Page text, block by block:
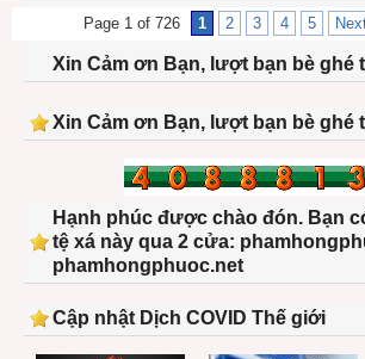
Page 1 of 726 1 2 3 4 5
Xin Cảm ơn Bạn, lượt bạn bè ghé
Xin Cảm ơn Bạn, lượt bạn bè ghé
Hạnh phúc được chào đón. Bạn
tệ xá này qua 2 cửa:
phamhongphuoc.net
Cập nhật Dịch COVID Thế giới